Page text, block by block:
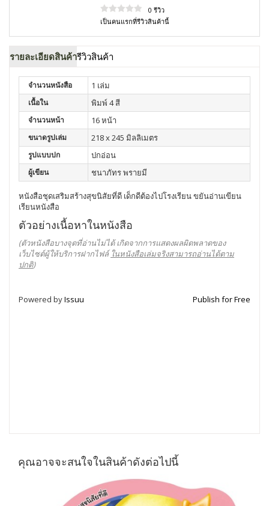
0 รีวิว
เป็นคนแรกที่รีวิวสินค้านี้
รายละเอียดสินค้ารีวิวสินค้า
จำนวนหนังสือ 1 เล่ม
เนื้อใน พิมพ์ 4 สี
จำนวนหน้า 16 หน้า
ขนาดรูปเล่ม 218 x 245 มิลลิเมตร
รูปแบบปก ปกอ่อน
ผู้เขียน ชนาภัทร พรายมี
หนังสือชุดเสริมสร้างสุขนิสัยที่ดี เด็กดีต้องไปโรงเรียน ขยันอ่านเขียน
เรียนหนังสือ
ตัวอย่างเนื้อหาในหนังสือ
(ตัวหนังสือบางจุดที่อ่านไม่ได้ เกิดจากการแสดงผลผิดพลาดของ
เว็บไซต์ผู้ให้บริการฝากไฟล์ ในหนังสือเล่มจริงสามารถอ่านได้ตาม
ปกติ)
Powered byIssuu Publish for Free
คุณอาจจะสนใจในสินค้าดังต่อไปนี้